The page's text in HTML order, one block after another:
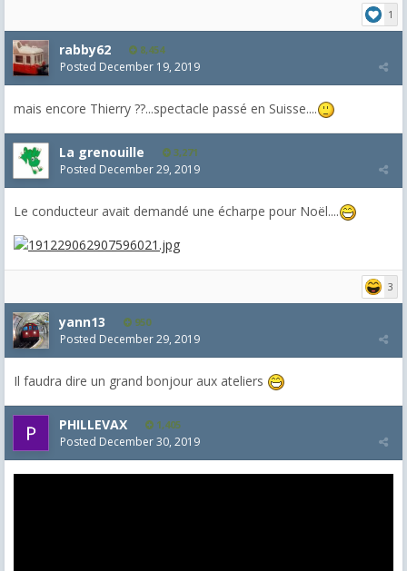
1
rabby62 8,454
Posted December 19, 2019
mais encore Thierry ??...spectacle passé en Suisse....
La grenouille 3,271
Posted December 29, 2019
Le conducteur avait demandé une écharpe pour Noël....
3
yann13 950
Posted December 29, 2019
Il faudra dire un grand bonjour aux ateliers
PHILLEVAX 1,405
Posted December 30, 2019